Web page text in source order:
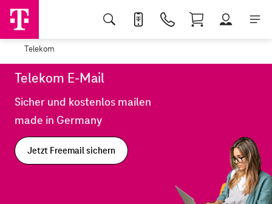
Telekom
Telekom E-Mail
Sicher und kostenlos mailen
made in Germany
Jetzt Freemail sichern